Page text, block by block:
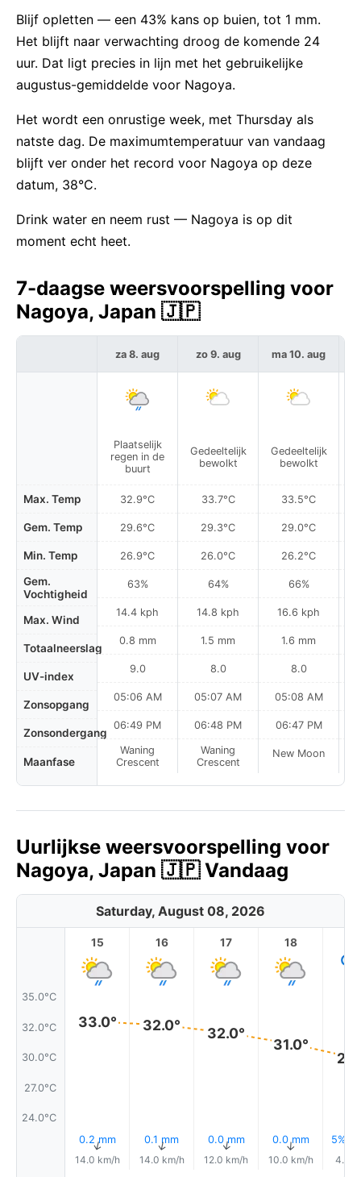
Blijf opletten — een 43% kans op buien, tot 1 mm.
Het blijft naar verwachting droog de komende 24
uur. Dat ligt precies in lijn met het gebruikelijke
augustus-gemiddelde voor Nagoya.
Het wordt een onrustige week, met Thursday als
natste dag. De maximumtemperatuur van vandaag
blijft ver onder het record voor Nagoya op deze
datum, 38°C.
Drink water en neem rust — Nagoya is op dit
moment echt heet.
7-daagse weersvoorspelling voor
Nagoya, Japan 🇯🇵
Max. Temp
Gem. Temp
Min. Temp
Gem.
Vochtigheid
Max. Wind
Totaalneerslag
UV-index
Zonsopgang
Zonsondergang
Maanfase
za 8. aug
Plaatselijk
regen in de
buurt
32.9°C
29.6°C
26.9°C
63%
14.4 kph
0.8 mm
9.0
05:06 AM
06:49 PM
Waning
Crescent
zo 9. aug
Gedeeltelijk
bewolkt
33.7°C
29.3°C
26.0°C
64%
14.8 kph
1.5 mm
8.0
05:07 AM
06:48 PM
Waning
Crescent
ma 10. aug
Gedeeltelijk
bewolkt
33.5°C
29.0°C
26.2°C
66%
16.6 kph
1.6 mm
8.0
05:08 AM
06:47 PM
New Moon
Uurlijkse weersvoorspelling voor
Nagoya, Japan 🇯🇵 Vandaag
Saturday, August 08, 2026
35.0°C
32.0°C
30.0°C
27.0°C
24.0°C
15
33.0°
0.2 mm
↑
14.0 km/h
16
32.0°
0.1 mm
↑
14.0 km/h
17
32.0°
0.0 mm
↑
12.0 km/h
18
31.0°
0.0 mm
↑
10.0 km/h
5%
4.0